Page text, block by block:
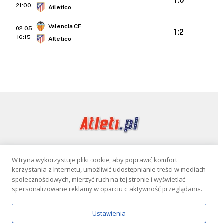
21:00
Atletico
02.05
16:15
Valencia CF
Atletico
1:2
Facebook
KONTAKT POLITYKA PRYWATNOŚCI
Serwis wyłącznie dla osób powyżej 18 lat. Hazard może uzależniać.
Witryna wykorzystuje pliki cookie, aby poprawić komfort
korzystania z Internetu, umożliwić udostępnianie treści w mediach
społecznościowych, mierzyć ruch na tej stronie i wyświetlać
spersonalizowane reklamy w oparciu o aktywność przeglądania.
Ustawienia